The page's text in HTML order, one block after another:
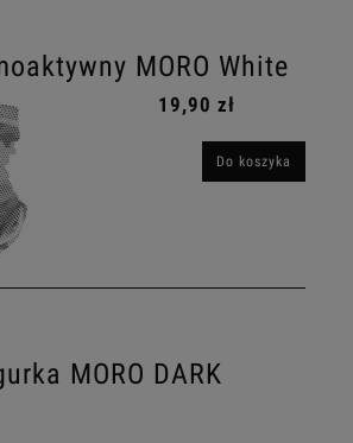
MORO White
19,90 zł
Do koszyka
MORO DARK